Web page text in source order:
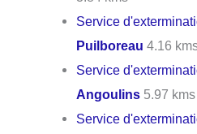
Service
Puilboreau 4.16
Service
Angoulins 5.97 kms
Service